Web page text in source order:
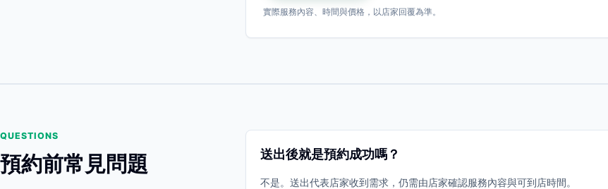
實際服務內容、時間與價格，以店家回覆為準。
QUESTIONS
預約前常見問題 送出後就是預約成功嗎？
不是。送出代表店家收到需求，仍需由店家確認服務內容與可到店時間。